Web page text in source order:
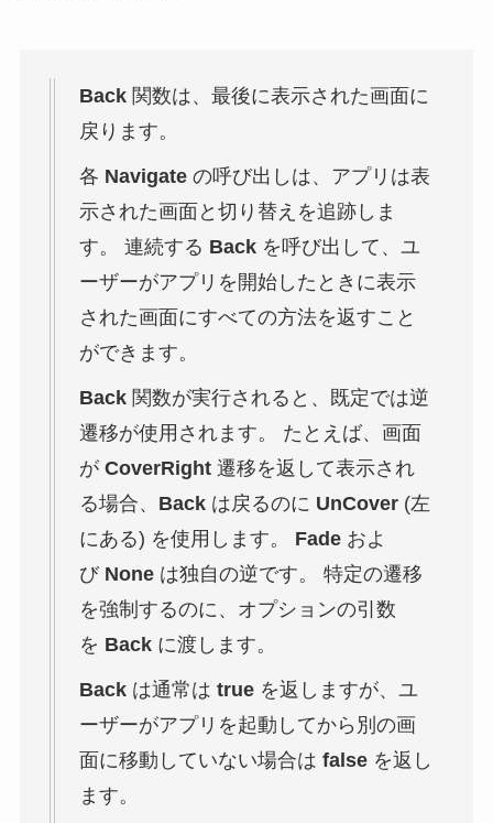
Back関数は、最後に表示された画面に
戻ります。
各 Navigateの呼び出しは、アプリは表
示された画面と切り替えを追跡しま
す。 連続する Backを呼び出して、ユ
ーザーがアプリを開始したときに表示
された画面にすべての方法を返すこと
ができます。
Back関数が実行されると、既定では逆
遷移が使用されます。 たとえば、画面
が CoverRight遷移を返して表示され
る場合、 Backは戻るのに UnCover(左
にある) を使用します。 Fadeおよ
び Noneは独自の逆です。 特定の遷移
を強制するのに、オプションの引数
を Backに渡します。
Backは通常は trueを返しますが、ユ
ーザーがアプリを起動してから別の画
面に移動していない場合は falseを返し
ます。